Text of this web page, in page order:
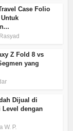
Case Folio
Z Fold 8 vs
yang
Dijual di
Level dengan
W. P.